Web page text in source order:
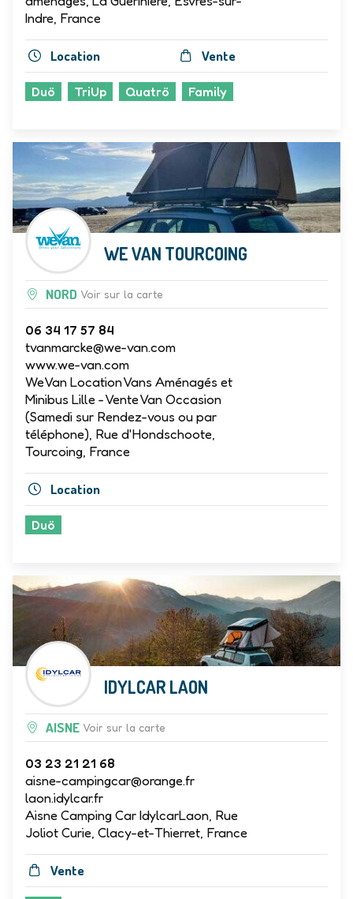
Indre, France
Location Vente
Duö TriUp Quatrö Family
WE VAN TOURCOING
NORD Voir sur la carte
06 34 17 57 84
tvanmarcke@we-van.com
www.we-van.com
WeVan Location Vans Aménagés et
Minibus Lille - Vente Van Occasion
(Samedi sur Rendez-vous ou par
téléphone), Rue d'Hondschoote,
Tourcoing, France
Location
Duö
IDYLCAR LAON
AISNE Voir sur la carte
03 23 21 21 68
aisne-campingcar@orange.fr
laon.idylcar.fr
Aisne Camping Car IdylcarLaon, Rue
Joliot Curie, Clacy-et-Thierret, France
Vente